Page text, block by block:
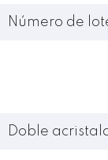
Número de
Doble